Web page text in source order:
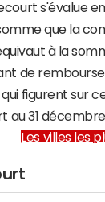
s'évalue
que la
à la
de
figurent sur
au 31
Les villes les